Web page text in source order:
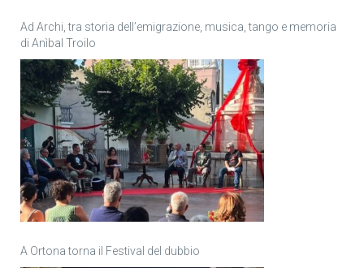
Ad Archi, tra storia dell’emigrazione, musica, tango e memoria
di Anìbal Troilo
A Ortona torna il Festival del dubbio